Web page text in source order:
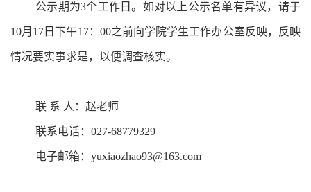
公示期为3个工作日。如对以上公示名单有异议，请于
10月 17 日下午17： 00之前向学院学生工作办公室反映，反映
情况要实事求是，以便调查核实。
联 系 人：赵老师
联系电话： 027-68779329
电子邮箱： yuxiaozhao93@163.com